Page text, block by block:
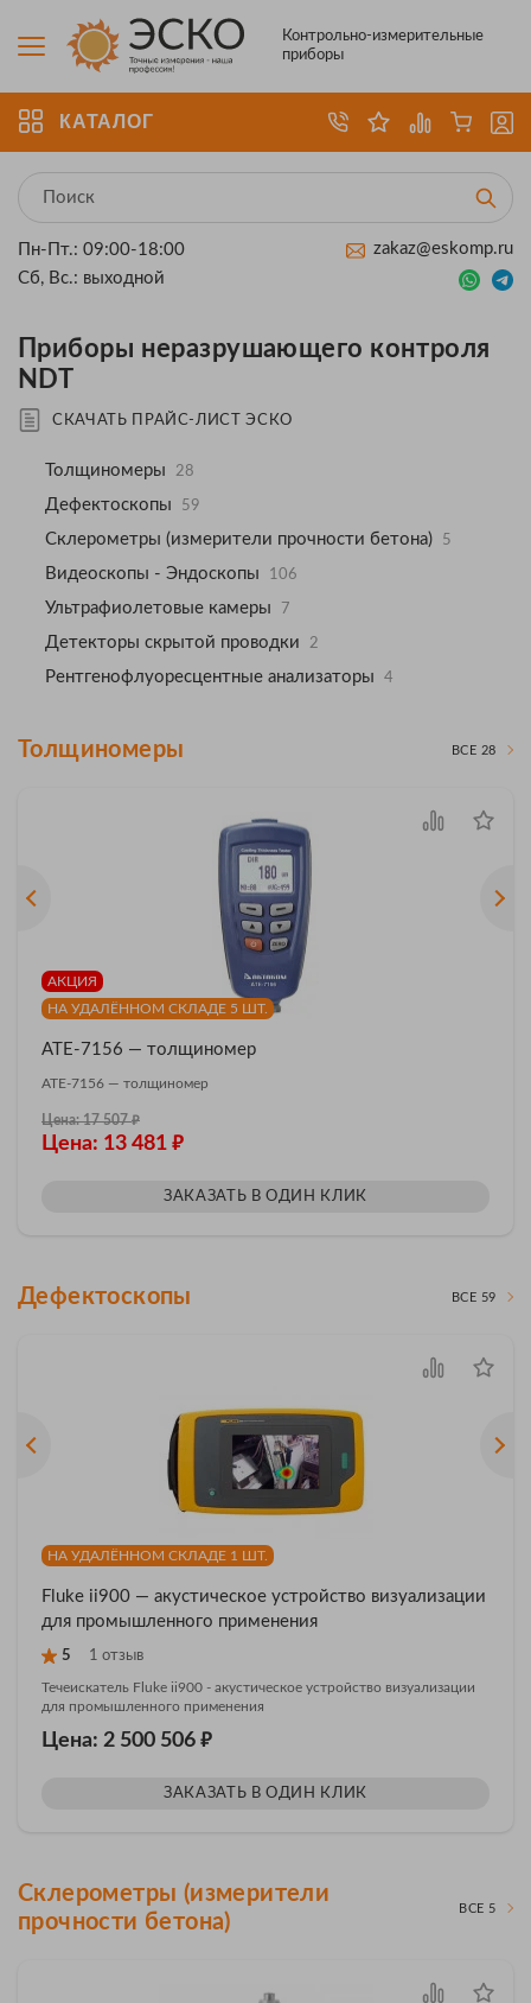
Контрольно-измерительные
приборы
КАТАЛОГ
Пн-Пт.: 09:00-18:00
Сб, Вс.: выходной
zakaz@eskomp.ru
Приборы неразрушающего контроля
NDT
СКАЧАТЬ ПРАЙС-ЛИСТ ЭСКО
Толщиномеры 28
Дефектоскопы 59
Склерометры (измерители прочности бетона) 5
Видеоскопы - Эндоскопы 106
Ультрафиолетовые камеры 7
Детекторы скрытой проводки 2
Рентгенофлуоресцентные анализаторы 4
Толщиномеры ВСЕ 28
АКЦИЯ
НА УДАЛЁННОМ СКЛАДЕ 5 ШТ.
АТЕ-7156 — толщиномер
АТЕ-7156 — толщиномер
Цена: 17 507₽
Цена: 13 481 ₽
ЗАКАЗАТЬ В ОДИН КЛИК
Дефектоскопы ВСЕ 59
НА УДАЛЁННОМ СКЛАДЕ 1 ШТ.
Fluke ii900 — акустическое устройство визуализации
для промышленного применения
5 1 отзыв
Течеискатель Fluke ii900 - акустическое устройство визуализации
для промышленного применения
Цена: 2 500 506 ₽
ЗАКАЗАТЬ В ОДИН КЛИК
Склерометры (измерители
прочности бетона)
ВСЕ 5